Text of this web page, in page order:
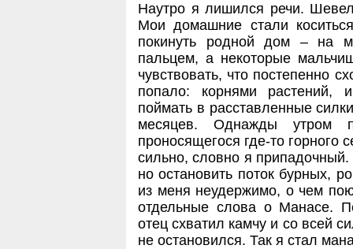
Наутро я лишился речи.
Мои домашние стали
покинуть родной дом – на
пальцем, а некоторые
чувствовать, что постепенно
попало: корнями растений,
поймать в расставленные
месяцев. Однажды утром
проносящегося где-то горного
сильно, словно я
но остановить поток бурных,
из меня неудержимо, о чем
отдельные слова о Манасе.
отец схватил камчу и со всей
не остановился. Так я стал